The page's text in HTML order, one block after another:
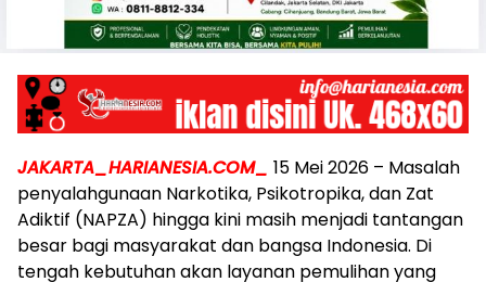
JAKARTA_HARIANESIA.COM_ 15 Mei 2026 – Masalah
penyalahgunaan Narkotika, Psikotropika, dan Zat
Adiktif (NAPZA) hingga kini masih menjadi tantangan
besar bagi masyarakat dan bangsa Indonesia. Di
tengah kebutuhan akan layanan pemulihan yang